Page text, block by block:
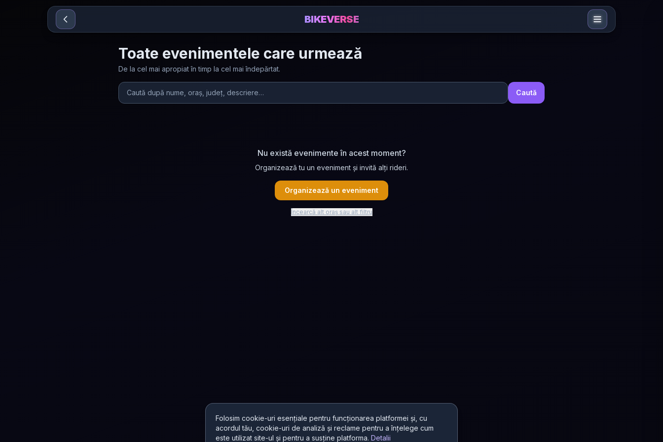
Sari la conținut
Folosim cookie-uri esențiale pentru funcționarea platformei și, cu
acordul tău, cookie-uri de analiză și reclame pentru a înțelege cum
este utilizat site-ul și pentru a susține platforma. Detalii
BIKEVERSE
Toate evenimentele care urmează
De la cel mai apropiat în timp la cel mai îndepărtat.
Caută
Nu există evenimente în acest moment?
Organizează tu un eveniment și invită alți rideri.
Organizează un eveniment
Încearcă alt oraș sau alt filtru